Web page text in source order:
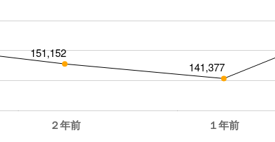
２年前 １年前
151,152
141,377